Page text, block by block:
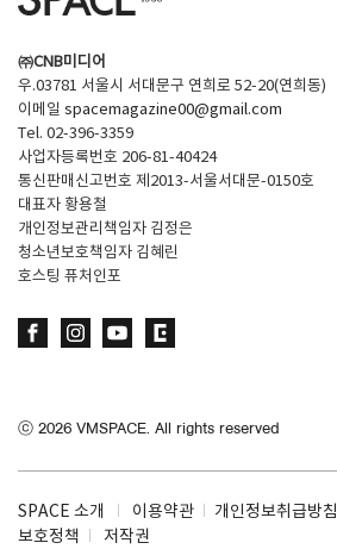
㈜CNB미디어
우.03781 서울시 서대문구 연희로 52-20(연희동)
이메일 spacemagazine00@gmail.com
Tel. 02-396-3359
사업자등록번호 206-81-40424
통신판매신고번호 제2013-서울서대문-0150호
대표자 황용철
개인정보관리책임자 김정은
청소년보호책임자 김혜린
호스팅 퓨처인포
ⓒ 2026 VMSPACE. All rights reserved
SPACE 소개 이용약관 개인정보취급방침
보호정책
저작권